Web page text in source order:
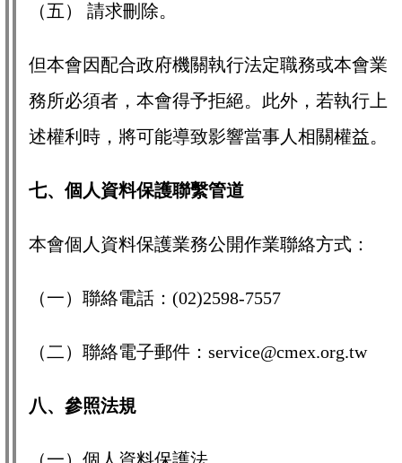
（五） 請求刪除。
但本會因配合政府機關執行法定職務或本會業
務所必須者，本會得予拒絕。此外，若執行上
述權利時，將可能導致影響當事人相關權益。
七、個人資料保護聯繫管道
本會個人資料保護業務公開作業聯絡方式：
（一）聯絡電話：(02)2598-7557
（二）聯絡電子郵件：service@cmex.org.tw
八、參照法規